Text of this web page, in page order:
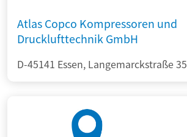
Atlas Copco Kompressoren und
Drucklufttechnik GmbH
D-45141 Essen, Langemarckstraße 35